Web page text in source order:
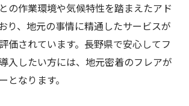
の作業環境や気候特性を踏まえたアド
り、地元の事情に精通したサービスが
価されています。長野県で安心してフ
入したい方には、地元密着のフレアが
となります。